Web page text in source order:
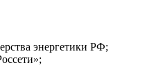
энергетики РФ;